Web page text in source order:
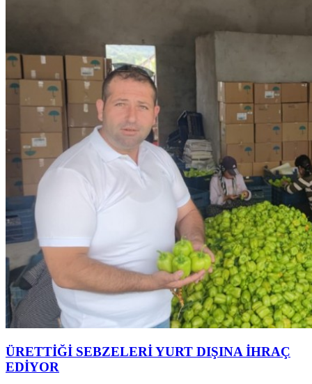
ÜRETTİĞİ SEBZELERİ YURT DIŞINA İHRAÇ
EDİYOR